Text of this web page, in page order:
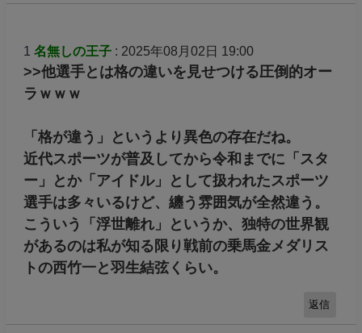
1 名無しの王子: 2025年08月02日 19:00
>>他選手とは格の違いを見せつける圧倒的オー
ラｗｗｗ
「格が違う」というより異色の存在だね。
近代スポーツが普及してから令和までに「スタ
ー」とか「アイドル」として扱われたスポーツ
選手は多々いるけど、纏う雰囲気が全然違う。
こういう「浮世離れ」というか、独特の世界観
があるのは私が知る限り戦前の乗馬金メダリス
トの西竹一と羽生結弦くらい。
返信